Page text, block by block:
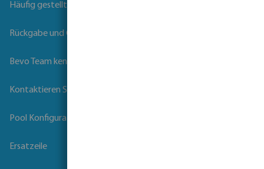
Häufig gestellte Fragen
Rückgabe und Garantie
Bevo Team kennenlernen
Kontaktieren Sie uns
Pool Konfigurator
Ersatzeile